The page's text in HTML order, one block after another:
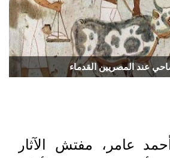
عند المصريين القدماء
عامر، مفتش الآثار